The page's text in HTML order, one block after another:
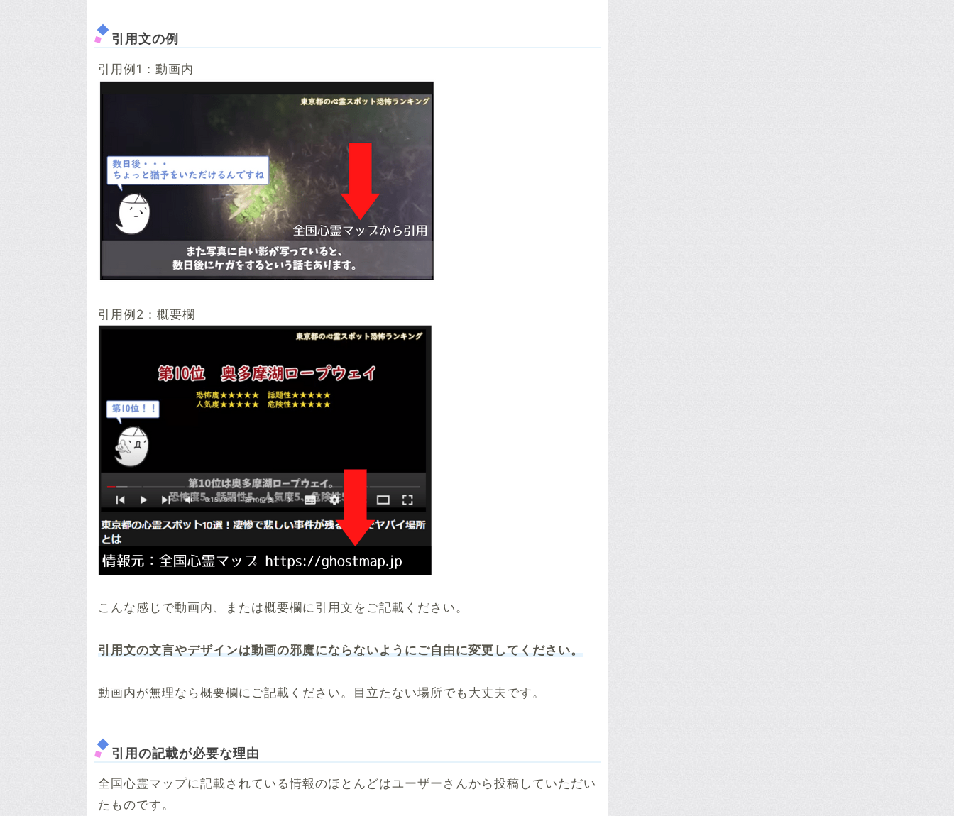
引用文の例
引用例1：動画内
引用例2：概要欄
こんな感じで動画内、または概要欄に引用文をご記載ください。
引用文の文言やデザインは動画の邪魔にならないようにご自由に変更してください。
動画内が無理なら概要欄にご記載ください。目立たない場所でも大丈夫です。
引用の記載が必要な理由
全国心霊マップに記載されている情報のほとんどはユーザーさんから投稿していただい
たものです。